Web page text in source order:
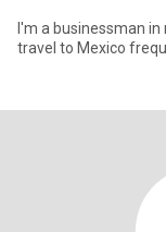
I'm a businessman in
travel to Mexico